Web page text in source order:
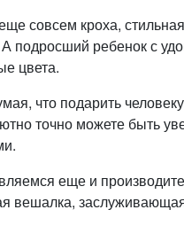
совсем кроха,
ребенок с
цвета.
что подарить
точно можете быть
еще и
вешалка,